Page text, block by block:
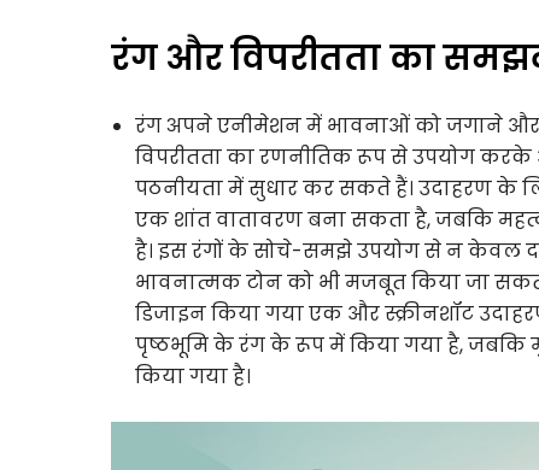
रंग और विपरीतता का
रंग अपने एनीमेशन में भावनाओं को जगाने और
विपरीतता का रणनीतिक रूप से उपयोग
पठनीयता में सुधार कर सकते हैं। उदाहरण के
एक शांत वातावरण बना सकता है, जबकि
है। इस रंगों के सोचे-समझे उपयोग से न केवल
भावनात्मक टोन को भी मजबूत किया जा
डिजाइन किया गया एक और स्क्रीनशॉट
पृष्ठभूमि के रंग के रूप में किया गया है, जबकि
किया गया है।